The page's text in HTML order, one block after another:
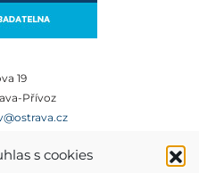
s cookies
19
Přívoz